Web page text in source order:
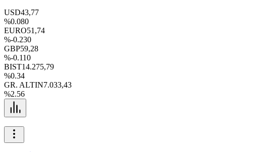
USD43,77
%0.080
EURO51,74
%-0.230
GBP59,28
%-0.110
BIST14.275,79
%0.34
GR. ALTIN7.033,43
%2.56